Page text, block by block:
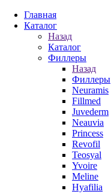
Главная
Каталог
Назад
Каталог
Филлеры
Назад
Филлеры
Neuramis
Fillmed
Juvederm
Neauvia
Princess
Revofil
Teosyal
Yvoire
Meline
Hyafilia